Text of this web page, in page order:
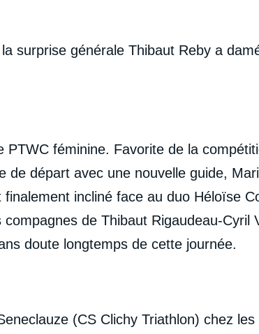
surprise générale Thibaut Reby a
féminine. Favorite de la
de départ avec une nouvelle guide,
incliné face au duo Héloïse
de Thibaut Rigaudeau-Cyril
doute longtemps de cette journée.
(CS Clichy Triathlon) chez les